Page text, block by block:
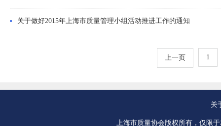
关于做好2015年上海市质量管理小组活动推进工作的通知
上一页 1
关
上海市质量协会版权所有，仅限